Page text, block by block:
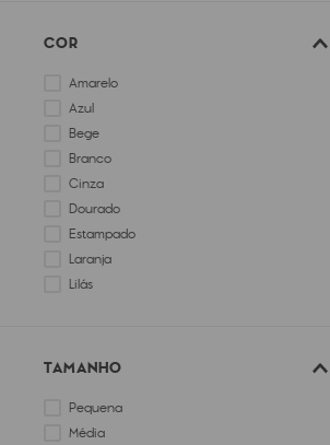
COR
Amarelo
Azul
Bege
Branco
Cinza
Dourado
Estampado
Laranja
Lilás
TAMANHO
Pequena
Média